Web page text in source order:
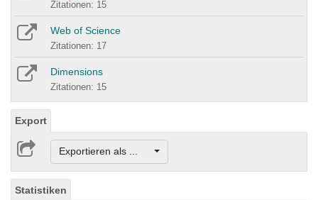
Zitationen: 15
Web of Science
Zitationen: 17
Dimensions
Zitationen: 15
Export
Exportieren als ...
Statistiken